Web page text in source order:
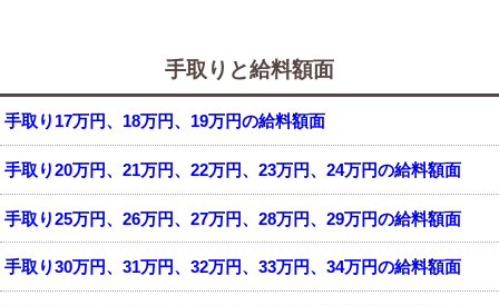
手取りと給料額面
手取り17万円、18万円、19万円の給料額面
手取り20万円、21万円、22万円、23万円、24万円の給料額面
手取り25万円、26万円、27万円、28万円、29万円の給料額面
手取り30万円、31万円、32万円、33万円、34万円の給料額面